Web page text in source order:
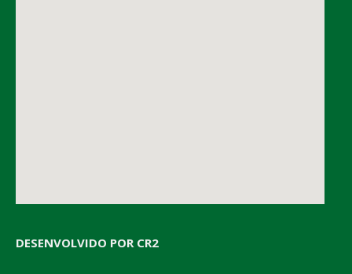
DESENVOLVIDO POR CR2